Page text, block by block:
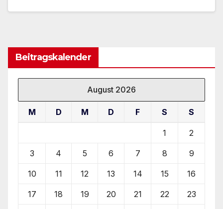
Beitragskalender
August 2026
M D M D F S S
1 2
3 4 5 6 7 8 9
10 11 12 13 14 15 16
17 18 19 20 21 22 23